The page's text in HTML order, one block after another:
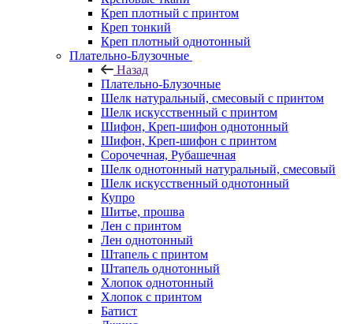
Креп плотный с принтом
Креп тонкий
Креп плотный однотонный
Плательно-Блузочные
Назад
Плательно-Блузочные
Шелк натуральный, смесовый с принтом
Шелк искусственный с принтом
Шифон, Креп-шифон однотонный
Шифон, Креп-шифон с принтом
Сорочечная, Рубашечная
Шелк однотонный натуральный, смесовый
Шелк искусственный однотонный
Купро
Шитье, прошва
Лен с принтом
Лен однотонный
Штапель с принтом
Штапель однотонный
Хлопок однотонный
Хлопок с принтом
Батист